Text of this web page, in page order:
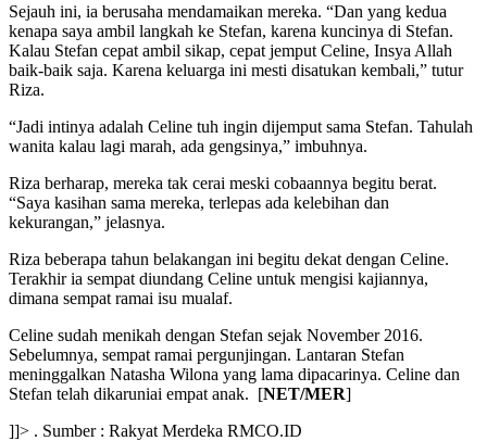
Sejauh ini, ia berusaha mendamaikan mereka. “Dan yang kedua
kenapa saya ambil langkah ke Stefan, karena kuncinya di Stefan.
Kalau Stefan cepat ambil sikap, cepat jemput Celine, Insya Allah
baik-baik saja. Karena keluarga ini mesti disatukan kembali,” tutur
Riza.
“Jadi intinya adalah Celine tuh ingin dijemput sama Stefan. Tahulah
wanita kalau lagi marah, ada gengsinya,” imbuhnya.
Riza berharap, mereka tak cerai meski cobaannya begitu berat.
“Saya kasihan sama mereka, terlepas ada kelebihan dan
kekurangan,” jelasnya.
Riza beberapa tahun belakangan ini begitu dekat dengan Celine.
Terakhir ia sempat diundang Celine untuk mengisi kajiannya,
dimana sempat ramai isu mualaf.
Celine sudah menikah dengan Stefan sejak November 2016.
Sebelumnya, sempat ramai pergunjingan. Lantaran Stefan
meninggalkan Natasha Wilona yang lama dipacarinya. Celine dan
Stefan telah dikaruniai empat anak. [NET/MER]
]]> . Sumber : Rakyat Merdeka RMCO.ID